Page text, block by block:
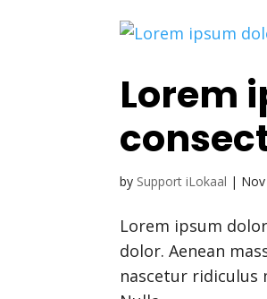
Lorem
by Support iLokaal |
Lorem ipsum
dolor. Aenean
nascetur ridiculus